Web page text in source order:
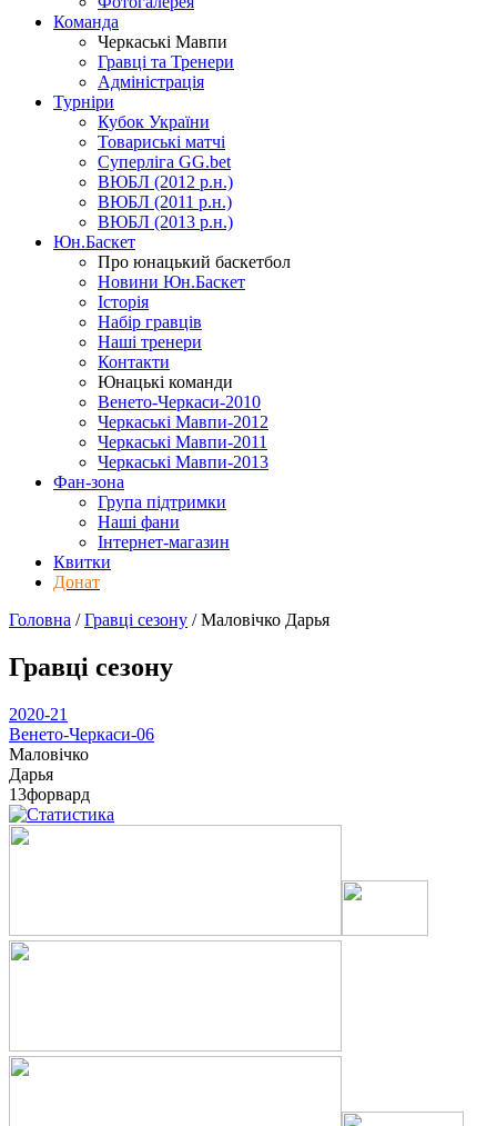
Команда
Черкаські Мавпи
Гравці та Тренери
Адміністрація
Турніри
Кубок України
Товариські матчі
Суперліга GG.bet
ВЮБЛ (2012 р.н.)
ВЮБЛ (2011 р.н.)
ВЮБЛ (2013 р.н.)
Юн.Баскет
Про юнацький баскетбол
Новини Юн.Баскет
Історія
Набір гравців
Наші тренери
Контакти
Юнацькі команди
Венето-Черкаси-2010
Черкаські Мавпи-2012
Черкаські Мавпи-2011
Черкаські Мавпи-2013
Фан-зона
Група підтримки
Наші фани
Інтернет-магазин
Квитки
Донат
Головна /Гравці сезону /Маловічко Дарья
Гравці сезону
2020-21
Венето-Черкаси-06
Маловічко
Дарья
13форвард